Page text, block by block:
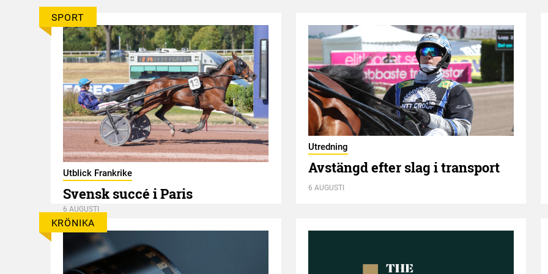
SPORT
Utblick Frankrike
Svensk succé i Paris
6 AUGUSTI
Utredning
Avstängd efter slag i transport
6 AUGUSTI
KRÖNIKA